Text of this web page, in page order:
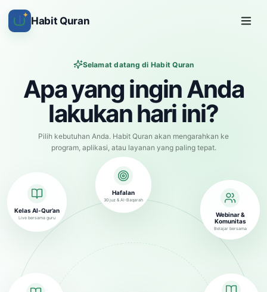
✦ Habit Quran
Selamat datang di Habit Quran
Apa yang ingin Anda
lakukan hari ini?
Pilih kebutuhan Anda. Habit Quran akan mengarahkan ke
program, aplikasi, atau layanan yang paling tepat.
Kelas Al-Qur’an
Live bersama guru
Hafalan
30 juz & Al-Baqarah
Webinar &
Komunitas
Belajar bersama